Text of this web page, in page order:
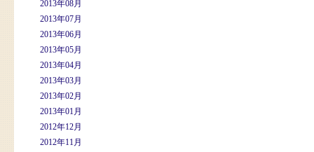
2013年08月
2013年07月
2013年06月
2013年05月
2013年04月
2013年03月
2013年02月
2013年01月
2012年12月
2012年11月